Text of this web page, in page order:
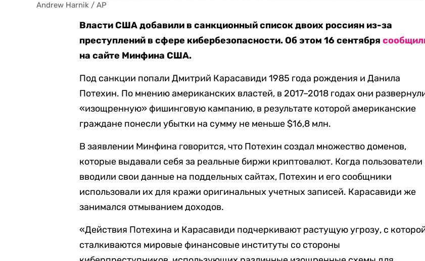
Andrew Harnik / AP
Власти США добавили в санкционный список двоих россиян из-за
преступлений в сфере кибербезопасности. Об этом 16 сентября
на сайте Минфина США.
Под санкции попали Дмитрий Карасавиди 1985 года рождения и Данила
Потехин. По мнению американских властей, в 2017–2018 годах они
«изощренную» фишинговую кампанию, в результате которой американские
граждане понесли убытки на сумму не меньше $16,8 млн.
В заявлении Минфина говорится, что Потехин создал множество доменов,
которые выдавали себя за реальные биржи криптовалют. Когда пользователи
вводили свои данные на поддельных сайтах, Потехин и его сообщники
использовали их для кражи оригинальных учетных записей. Карасавиди же
занимался отмыванием доходов.
«Действия Потехина и Карасавиди подчеркивают растущую угрозу, с
сталкиваются мировые финансовые институты со стороны